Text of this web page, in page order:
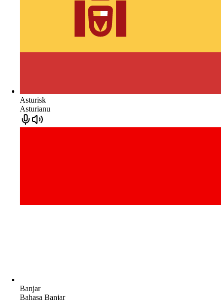
Asturisk
Asturianu
Banjar
Bahasa Banjar